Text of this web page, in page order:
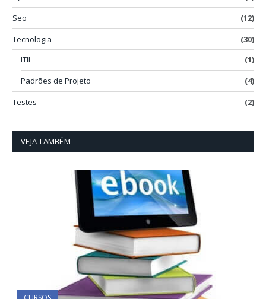
Seo
(12)
Tecnologia
(30)
ITIL
(1)
Padrões de Projeto
(4)
Testes
(2)
VEJA TAMBÉM